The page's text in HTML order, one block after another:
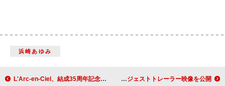
浜崎あゆみ
L'Arc-en-Ciel、結成35周年記念アリーナツアーへ 菅田将暉、EP『SENSATION CIRCLE』全曲ダイジェストトレーラー映像を公開